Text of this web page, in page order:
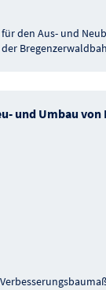
den Aus- und
und Umbau von